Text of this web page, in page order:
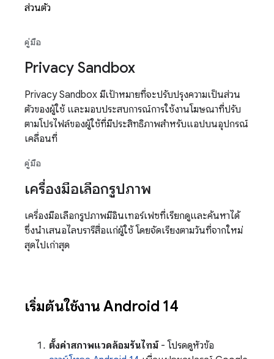
ส่วนตัว
คู่มือ
Privacy Sandbox
Privacy Sandbox มีเป้าหมายที่จะปรับปรุงความเป็นส่วน
ตัวของผู้ใช้ และมอบประสบการณ์การใช้งานโฆษณาที่ปรับ
ตามโปรไฟล์ของผู้ใช้ที่มีประสิทธิภาพสำหรับแอปบนอุปกรณ์
เคลื่อนที่
คู่มือ
เครื่องมือเลือกรูปภาพ
เครื่องมือเลือกรูปภาพมีอินเทอร์เฟซที่เรียกดูและค้นหาได้
ซึ่งนำเสนอไลบรารีสื่อแก่ผู้ใช้ โดยจัดเรียงตามวันที่จากใหม่
สุดไปเก่าสุด
เริ่มต้นใช้งาน Android 14
ตั้งค่าสภาพแวดล้อมรันไทม์- โปรดดูหัวข้อ